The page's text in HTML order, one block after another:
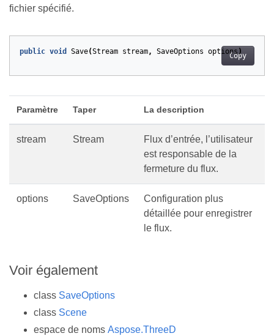
fichier spécifié.
Copy
public void Save(Stream stream, SaveOptions options )
Paramètre Taper La description
stream Stream
Flux d’entrée, l’utilisateur
est responsable de la
fermeture du flux.
options SaveOptions
Configuration plus
détaillée pour enregistrer
le flux.
Voir également
class SaveOptions
class Scene
espace de noms Aspose.ThreeD